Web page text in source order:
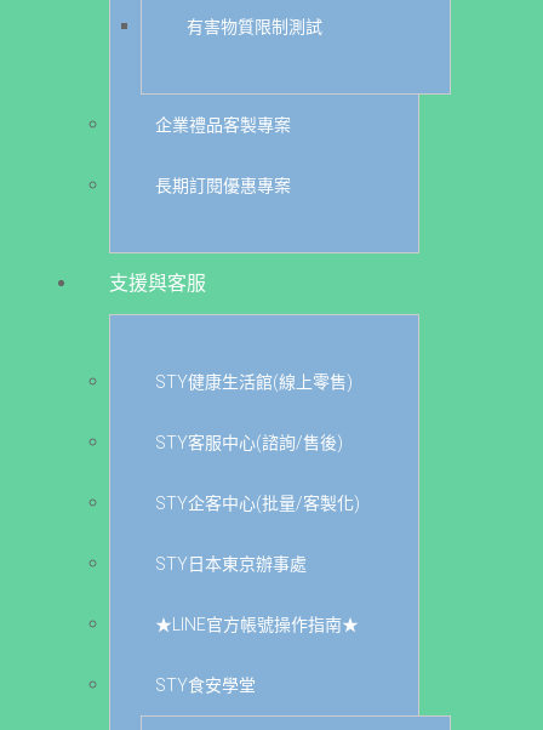
有害物質限制測試
企業禮品客製專案
長期訂閱優惠專案
支援與客服
STY健康生活館(線上零售)
STY客服中心(諮詢/售後)
STY企客中心(批量/客製化)
STY日本東京辦事處
★LINE官方帳號操作指南★
STY食安學堂